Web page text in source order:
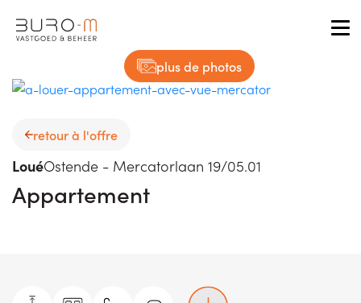
plus de photos
retour à l'offre
LouéOstende - Mercatorlaan 19/05.01
Appartement